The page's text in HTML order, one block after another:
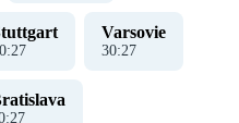
:27
Varsovie
30:27
:27